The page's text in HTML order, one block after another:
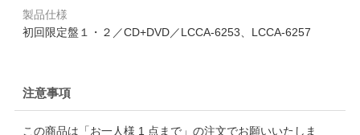
製品仕様
初回限定盤１・２／CD+DVD／LCCA-6253、LCCA-6257
注意事項
この商品は「お一人様 1 点まで」の注文でお願いいたしま